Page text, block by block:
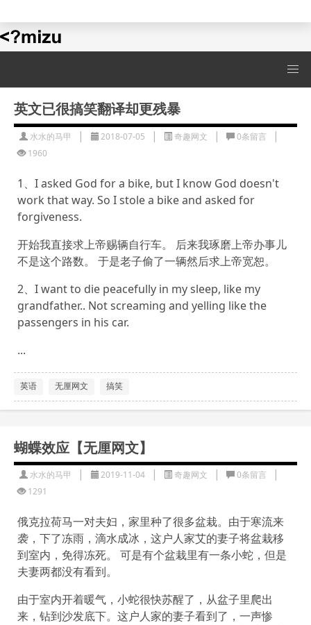
水水的演示站
英文已很搞笑翻译却更残暴
水水的马甲 | 2018-07-05 | 奇趣网文 | 0条留言 |
1960
1、I asked God for a bike, but I know God doesn't
work that way. So I stole a bike and asked for
forgiveness.
开始我直接求上帝赐辆自行车。 后来我琢磨上帝办事儿
不是这个路数。 于是老子偷了一辆然后求上帝宽恕。
2、I want to die peacefully in my sleep, like my
grandfather.. Not screaming and yelling like the
passengers in his car.
...
英语 无厘网文 搞笑
蝴蝶效应【无厘网文】
水水的马甲 | 2019-11-04 | 奇趣网文 | 0条留言 |
1291
俄克拉荷马一对夫妇，家里种了很多盆栽。由于寒流来
袭，下了冻雨，滴水成冰，这户人家艾的妻子将盆栽移
到室内，免得冻死。 可是有个盆栽里有一条小蛇，但是
夫妻两都没有看到。
由于室内开着暖气，小蛇很快苏醒了，从盆子里爬出
来，钻到沙发底下。这户人家的妻子看到了，一声惨